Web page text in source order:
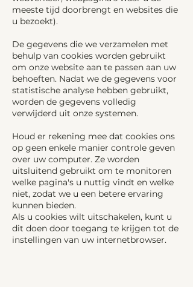
meeste tijd doorbrengt en websites die
u bezoekt).
De gegevens die we verzamelen met
behulp van cookies worden gebruikt
om onze website aan te passen aan uw
behoeften. Nadat we de gegevens voor
statistische analyse hebben gebruikt,
worden de gegevens volledig
verwijderd uit onze systemen.
Houd er rekening mee dat cookies ons
op geen enkele manier controle geven
over uw computer. Ze worden
uitsluitend gebruikt om te monitoren
welke pagina's u nuttig vindt en welke
niet, zodat we u een betere ervaring
kunnen bieden.
Als u cookies wilt uitschakelen, kunt u
dit doen door toegang te krijgen tot de
instellingen van uw internetbrowser.